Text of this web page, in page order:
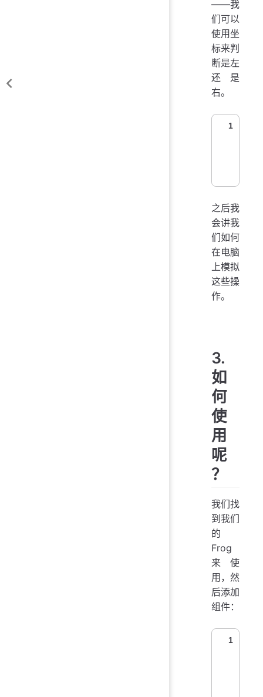
——我
们可以
使用坐
标来判
断是左
还是
右。
1
之后我
会讲我
们如何
在电脑
上模拟
这些操
作。
3.
如
何
使
用
呢
？
我们找
到我们
的
Frog
来使
用，然
后添加
组件：
1